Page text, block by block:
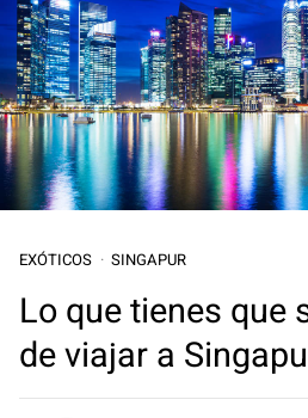
EXÓTICOS SINGAPUR
Lo que tienes que
de viajar a